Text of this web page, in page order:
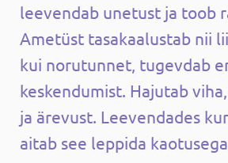
leevendab unetust ja toob
Ametüst tasakaalustab nii
kui norutunnet, tugevdab
keskendumist. Hajutab
ja ärevust. Leevendades
aitab see leppida